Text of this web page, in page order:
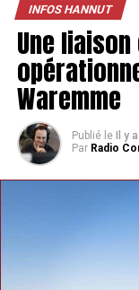
FEATURED
SUIVANT
Un nouvel agent
que va-t-il faire ?
NE MANQUEZ PAS
Oui, notre titre
maladroit
INFOS HANNUT
Une
Waremme
Publié le Il y
Par Radio